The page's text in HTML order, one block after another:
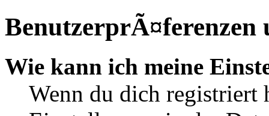
BenutzerprÃ¤ferenzen
Wie kann ich meine
Wenn du dich registriert